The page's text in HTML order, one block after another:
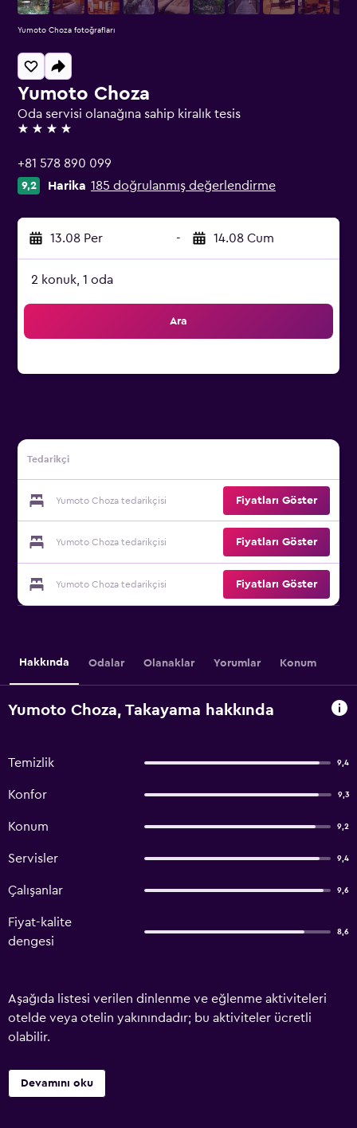
Yumoto Choza
Oda servisi olanağına sahip kiralık tesis
4 yıldız
+81 578 890 099
9,2 Harika 185 doğrulanmış değerlendirme
13.08 Per - 14.08 Cum
2 konuk, 1 oda
Ara
Tedarikçi
Yumoto Choza tedarikçisi Fiyatları Göster
Yumoto Choza tedarikçisi Fiyatları Göster
Yumoto Choza tedarikçisi Fiyatları Göster
Yumoto Choza fotoğrafları
Hakkında Odalar Olanaklar Yorumlar Konum
Yumoto Choza, Takayama hakkında
Temizlik 9,4
Konfor 9,3
Konum 9,2
Servisler 9,4
Çalışanlar 9,6
Fiyat-kalite
dengesi
8,6
Aşağıda listesi verilen dinlenme ve eğlenme aktiviteleri
otelde veya otelin yakınındadır; bu aktiviteler ücretli
olabilir.
Devamını oku